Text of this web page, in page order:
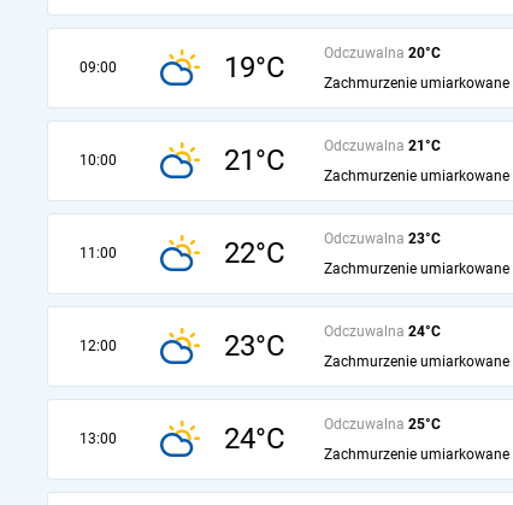
09:00 19°C Odczuwalna 20°C
Zachmurzenie umiarkowane
10:00 21°C Odczuwalna 21°C
Zachmurzenie umiarkowane
11:00 22°C Odczuwalna 23°C
Zachmurzenie umiarkowane
12:00 23°C Odczuwalna 24°C
Zachmurzenie umiarkowane
13:00 24°C Odczuwalna 25°C
Zachmurzenie umiarkowane